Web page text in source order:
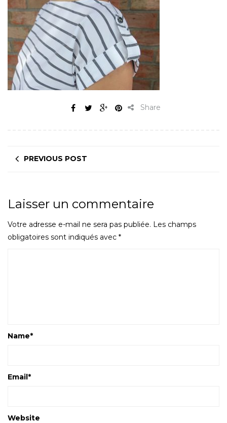
Share
PREVIOUS POST
Laisser un commentaire
Votre adresse e-mail ne sera pas publiée. Les champs
obligatoires sont indiqués avec *
Name*
Email*
Website